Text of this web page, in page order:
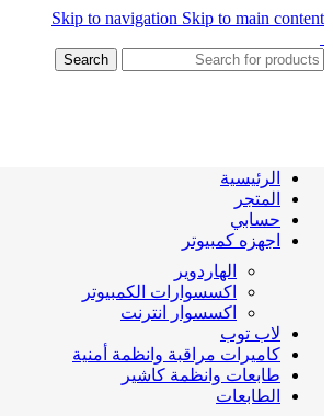
Skip to navigation Skip to main content
Search
الرئيسية
المتجر
حسابي
اجهزه كمبيوتر
الهاردوير
اكسسوارات الكمبيوتر
اكسسوار انترنت
لاب توب
كاميرات مراقبة وانظمة أمنية
طابعات وانظمة كاشير
الطابعات